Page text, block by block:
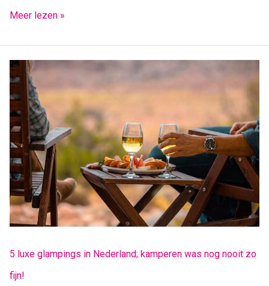
Meer lezen »
5 luxe glampings in Nederland; kamperen was nog nooit zo
fijn!
5
luxe
glampings
in
Nederland;
kamperen
was
nog
nooit
zo
fijn!